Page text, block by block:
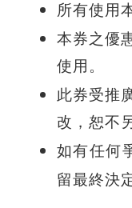
所有使用
本券之優
使用。
此券受推
改，恕不
如有任何
留最終決